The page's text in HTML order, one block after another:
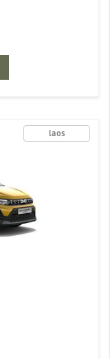
laos